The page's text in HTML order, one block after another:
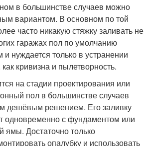
в большинстве случаев можно
вариантом. В основном по той
часто никакую стяжку заливать не
гаражах пол по умолчанию
и нуждается только в устранении
как кривизна и пылетворность.
на стадии проектирования или
пол в большинстве случаев
дешёвым решением. Его заливку
одновременно с фундаментом или
ямы. Достаточно только
опалубку и использовать